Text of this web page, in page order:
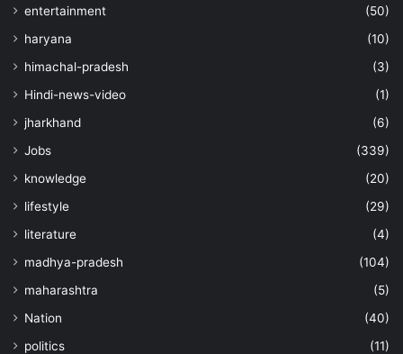
entertainment
(50)
haryana
(10)
himachal-pradesh
(3)
Hindi-news-video
(1)
jharkhand
(6)
Jobs
(339)
knowledge
(20)
lifestyle
(29)
literature
(4)
madhya-pradesh
(104)
maharashtra
(5)
Nation
(40)
politics
(11)